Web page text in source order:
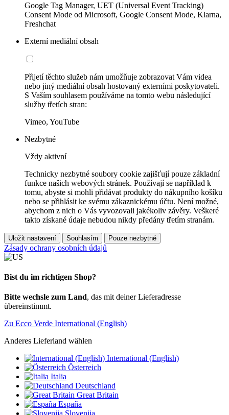
Google Tag Manager, UET (Universal Event Tracking)
Consent Mode od Microsoft, Google Consent Mode, Klarna,
Freshchat
Externí mediální obsah
Přijetí těchto služeb nám umožňuje zobrazovat Vám videa
nebo jiný mediální obsah hostovaný externími poskytovateli.
S Vaším souhlasem používáme na tomto webu následující
služby třetích stran:
Vimeo, YouTube
Nezbytné
Vždy aktivní
Technicky nezbytné soubory cookie zajišťují pouze základní
funkce našich webových stránek. Používají se například k
tomu, abyste si mohli přidávat produkty do nákupního košíku
nebo se přihlásit ke svému zákaznickému účtu. Není možné,
abychom z nich o Vás vyvozovali jakékoliv závěry. Veškeré
takto získané údaje nebudou nikdy předány třetím stranám.
Uložit nastavení Souhlasím Pouze nezbytné
Zásady ochrany osobních údajů
Bist du im richtigen Shop?
Bitte wechsle zum Land, das mit deiner Lieferadresse
übereinstimmt.
Zu Ecco Verde International (English)
Anderes Lieferland wählen
International (English)
Österreich
Italia
Deutschland
Great Britain
España